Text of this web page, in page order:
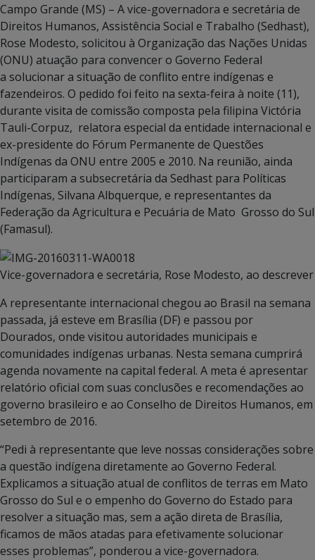
Campo Grande (MS) – A vice-governadora e secretária de
Direitos Humanos, Assistência Social e Trabalho (Sedhast),
Rose Modesto, solicitou à Organização das Nações Unidas
(ONU) atuação para convencer o Governo Federal
a solucionar a situação de conflito entre indígenas e
fazendeiros. O pedido foi feito na sexta-feira à noite (11),
durante visita de comissão composta pela filipina Victória
Tauli-Corpuz, relatora especial da entidade internacional e
ex-presidente do Fórum Permanente de Questões
Indígenas da ONU entre 2005 e 2010. Na reunião, ainda
participaram a subsecretária da Sedhast para Políticas
Indígenas, Silvana Albquerque, e representantes da
Federação da Agricultura e Pecuária de Mato Grosso do Sul
(Famasul).
Vice-governadora e secretária, Rose Modesto, ao
A representante internacional chegou ao Brasil na semana
passada, já esteve em Brasília (DF) e passou por
Dourados, onde visitou autoridades municipais e
comunidades indígenas urbanas. Nesta semana cumprirá
agenda novamente na capital federal. A meta é apresentar
relatório oficial com suas conclusões e recomendações ao
governo brasileiro e ao Conselho de Direitos Humanos, em
setembro de 2016.
“Pedi à representante que leve nossas considerações sobre
a questão indígena diretamente ao Governo Federal.
Explicamos a situação atual de conflitos de terras em Mato
Grosso do Sul e o empenho do Governo do Estado para
resolver a situação mas, sem a ação direta de Brasília,
ficamos de mãos atadas para efetivamente solucionar
esses problemas”, ponderou a vice-governadora.